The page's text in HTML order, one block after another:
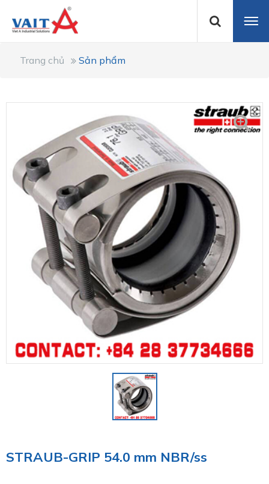
Trang chủ Sản phẩm
STRAUB-GRIP 54.0 mm NBR/ss